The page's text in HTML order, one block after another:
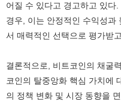
어질 수 있다고 경고하고 있다
경우, 이는 안정적인 수익성과
서 매력적인 선택으로 평가받
결론적으로, 비트코인의 채굴
코인의 탈중앙화 핵심 가치에
의 정책 변화 및 시장 동향을